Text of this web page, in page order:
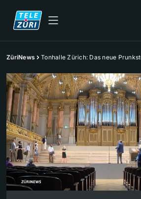
ZüriNews Tonhalle Zürich: Das neue